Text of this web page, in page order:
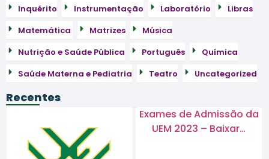
Inquérito
Instrumentação Laboratório
Libras
Matemática
Matrizes
Música
Nutrição e Saúde Pública
Português
Química
Saúde Materna e Pediatria
Teatro Uncategorized
Recentes
Exames de Admissão da
UEM 2023 – Baixar…